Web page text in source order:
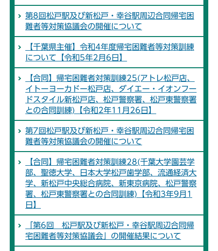
第8回松戸駅及び新松戸・幸谷駅周辺合同帰宅困
難者等対策協議会の開催について
【千葉県主催】令和4年度帰宅困難者等対策訓練
について【令和5年2月6日】
【合同】帰宅困難者対策訓練25(アトレ松戸店、
イトーヨーカドー松戸店、ダイエー・イオンフー
ドスタイル新松戸店、松戸警察署、松戸東警察署
との合同訓練)【令和2年11月26日】
第7回松戸駅及び新松戸・幸谷駅周辺合同帰宅困
難者等対策協議会の開催について
【合同】帰宅困難者対策訓練28(千葉大学園芸学
部、聖徳大学、日本大学松戸歯学部、流通経済大
学、新松戸中央総合病院、新東京病院、松戸警察
署、松戸東警察署との合同訓練)【令和3年9月1
日】
「第6回 松戸駅及び新松戸・幸谷駅周辺合同帰
宅困難者等対策協議会」の開催結果について